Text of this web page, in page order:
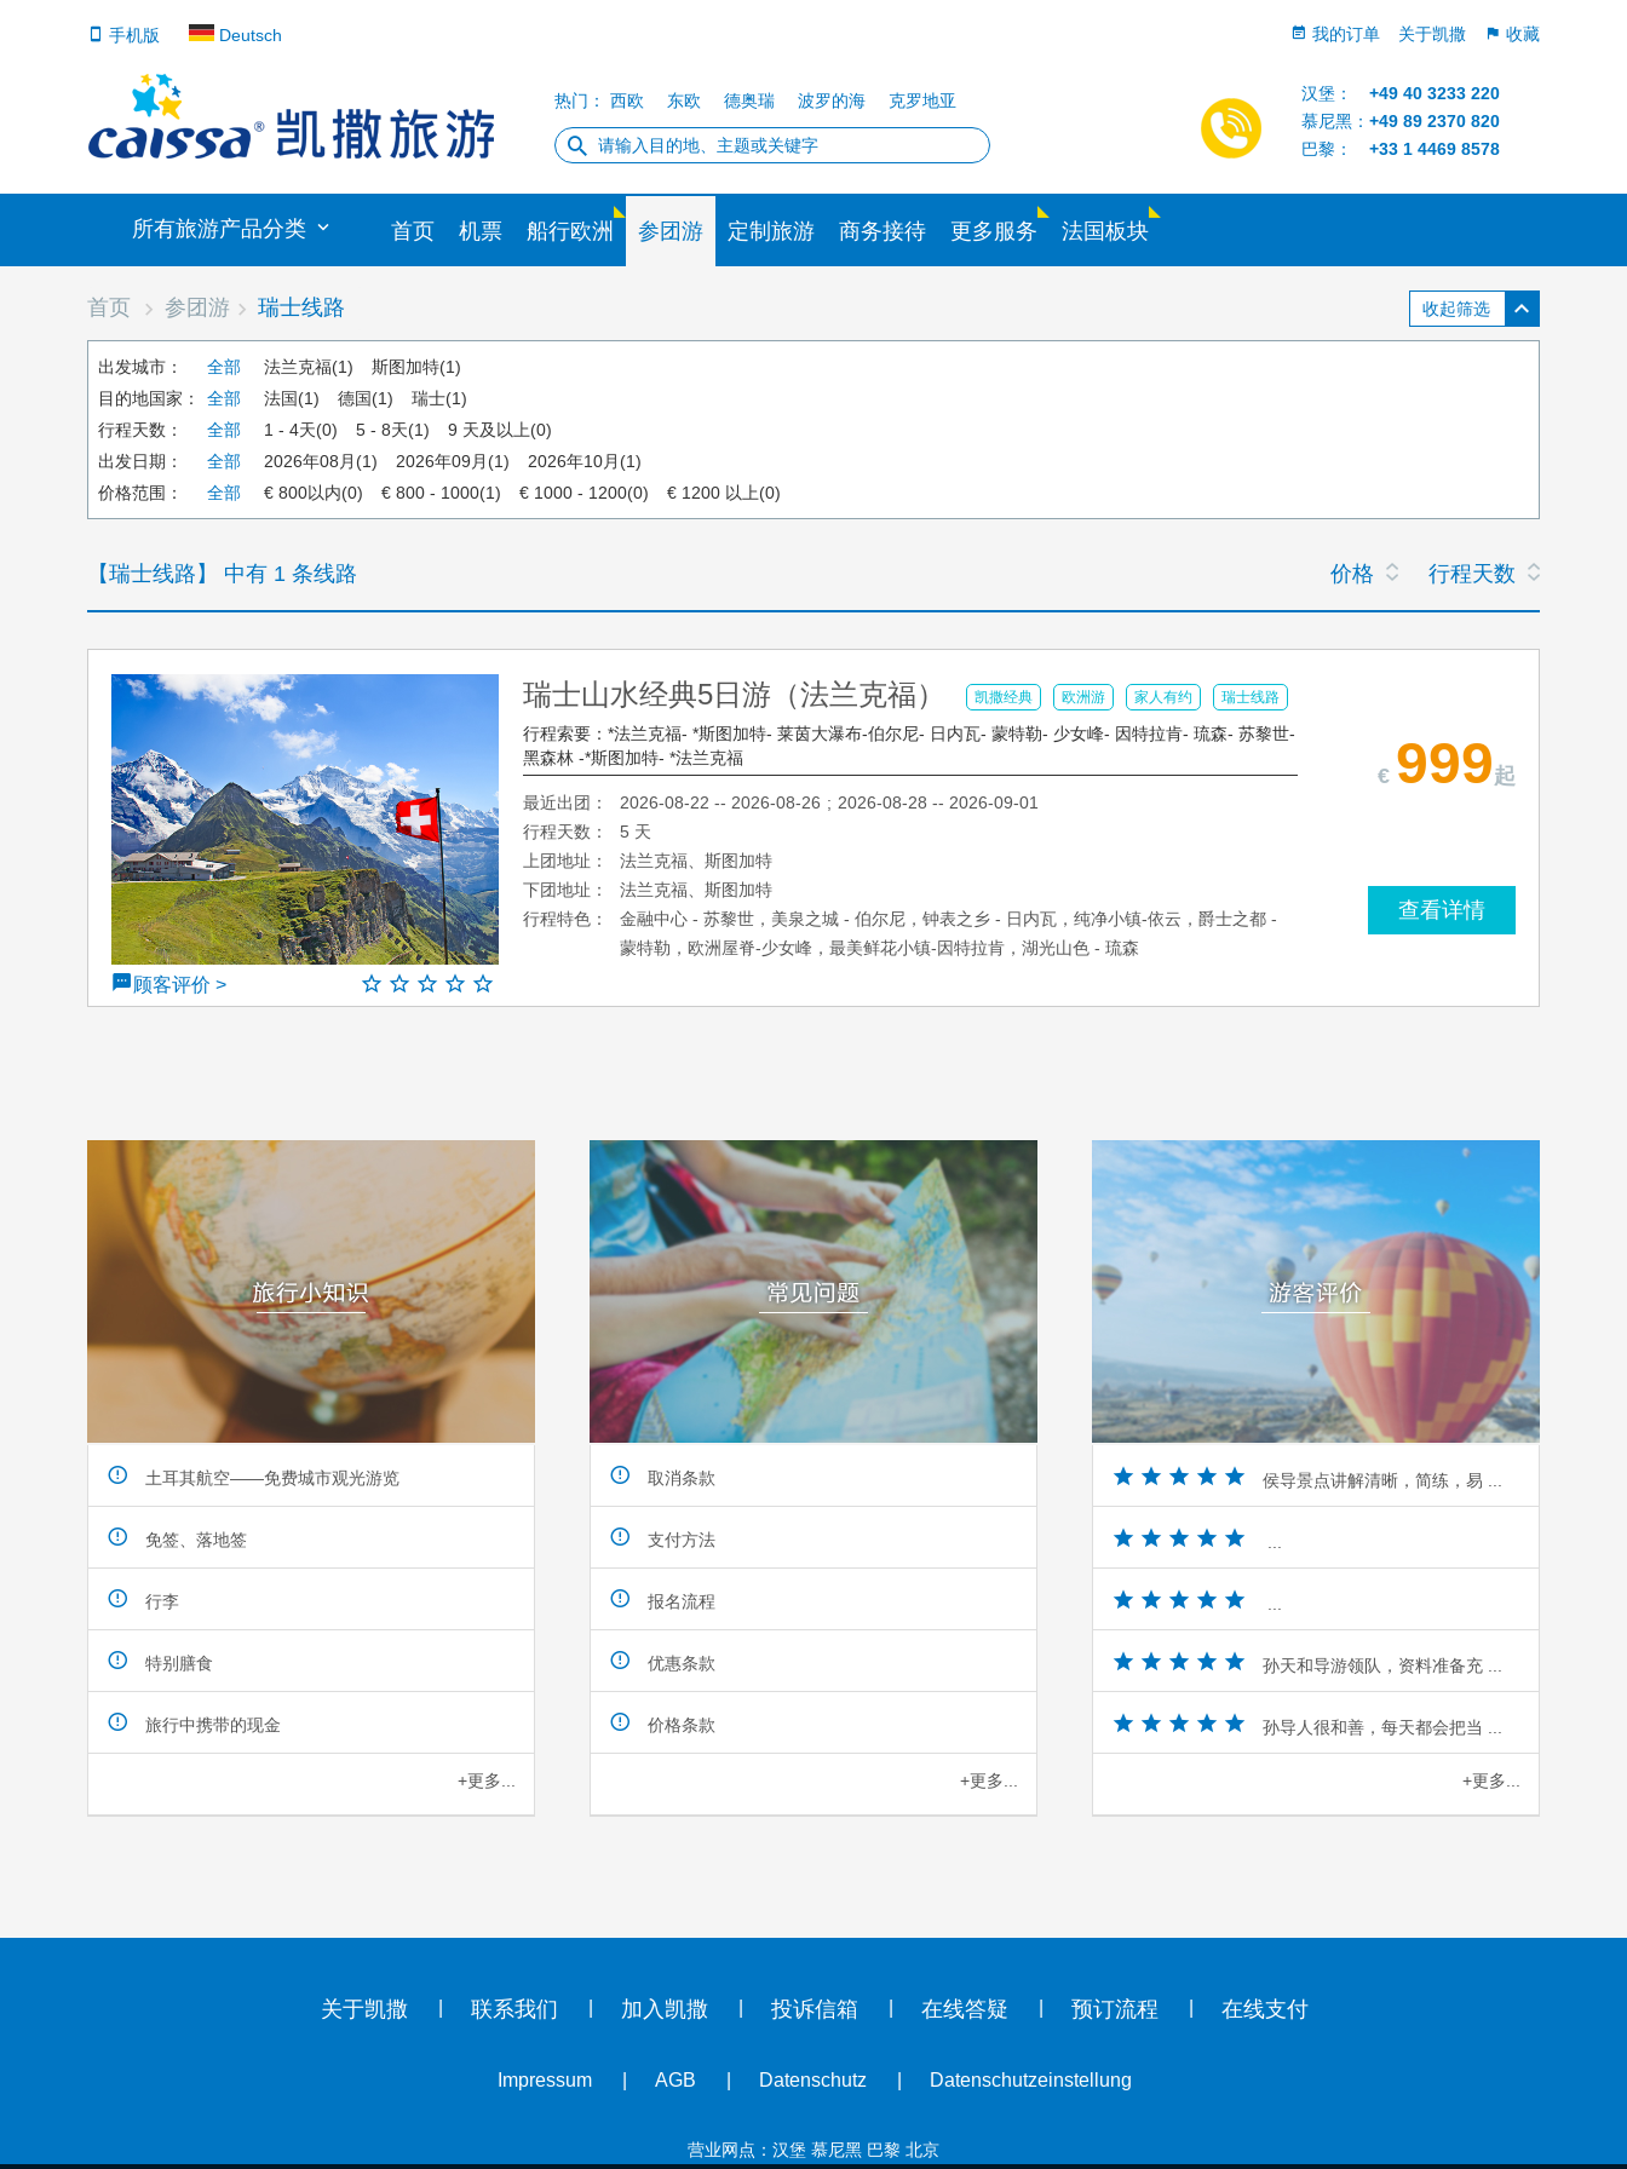
手机版 Deutsch 收藏
关于凯撒
我的订单
热门： 西欧 东欧 德奥瑞 波罗的海 克罗地亚 汉堡：
+49 40 3233 220
慕尼黑： +49 89 2370 820
巴黎：
+33 1 4469 8578
所有旅游产品分类 首页 机票 船行欧洲 参团游 定制旅游 商务接待 更多服务 法国板块
首页 参团游 瑞士线路 收起筛选
出发城市： 全部 法兰克福(1)
斯图加特(1)
目的地国家：
全部 法国(1) 德国(1)
瑞士(1)
行程天数：
全部 1 - 4天(0) 5 - 8天(1)
9 天及以上(0)
出发日期：
全部 2026年08月(1) 2026年09月(1)
2026年10月(1)
价格范围：
全部 € 800以内(0) € 800 - 1000(1) € 1000 - 1200(0) € 1200 以上(0)
行程天数
价格
【瑞士线路】 中有 1 条线路
顾客评价 >
瑞士山水经典5日游（法兰克福） 凯撒经典 欧洲游 家人有约 瑞士线路
行程索要：*法兰克福- *斯图加特- 莱茵大瀑布-伯尔尼- 日内瓦- 蒙特勒- 少女峰- 因特拉肯- 琉森- 苏黎世-
黑森林 -*斯图加特- *法兰克福
最近出团： 2026-08-22 -- 2026-08-26
2026-08-28 -- 2026-09-01
行程天数：
5 天
上团地址：
法兰克福、斯图加特
下团地址：
法兰克福、斯图加特
行程特色：
金融中心 - 苏黎世，美泉之城 - 伯尔尼，钟表之乡 - 日内瓦，纯净小镇-依云，爵士之都 -
蒙特勒，欧洲屋脊-少女峰，最美鲜花小镇-因特拉肯，湖光山色 - 琉森
€ 999起
查看详情
土耳其航空——免费城市观光游览
免签、落地签
行李
特别膳食
旅行中携带的现金
+更多...
取消条款
支付方法
报名流程
优惠条款
价格条款
+更多...
侯导景点讲解清晰，简练，易 ...
孙天和导游领队，资料准备充 ...
孙导人很和善，每天都会把当 ...
+更多...
关于凯撒 联系我们 加入凯撒 投诉信箱 在线答疑 预订流程 在线支付
Impressum AGB Datenschutz Datenschutzeinstellung
营业网点：汉堡 慕尼黑 巴黎 北京